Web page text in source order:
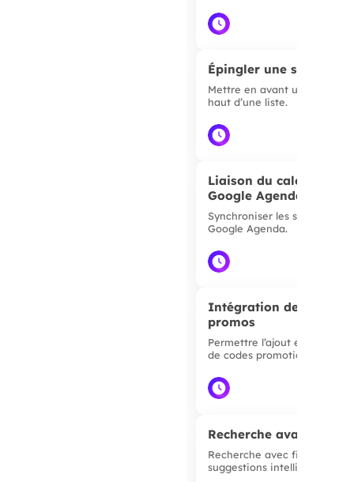
Épingler une sortie
Mettre en avant une sortie
haut d’une liste.
Liaison du calendrier a
Google Agenda
Synchroniser les sorties avec
Google Agenda.
Intégration de codes
promos
Permettre l’ajout et
de codes promotionnels.
Recherche avancée
Recherche avec filtres, tris et
suggestions intelligentes.